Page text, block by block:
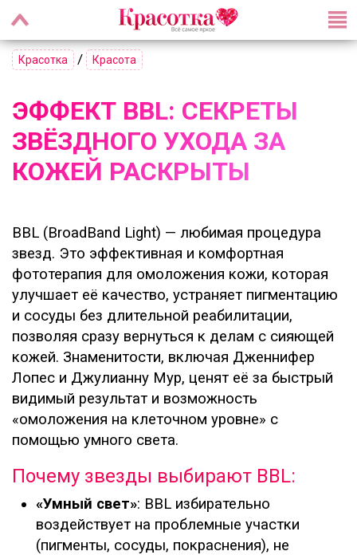
Красотка / Красота
ЭФФЕКТ BBL: СЕКРЕТЫ
ЗВЁЗДНОГО УХОДА ЗА
КОЖЕЙ РАСКРЫТЫ
BBL (BroadBand Light) — любимая процедура
звезд. Это эффективная и комфортная
фототерапия для омоложения кожи, которая
улучшает её качество, устраняет пигментацию
и сосуды без длительной реабилитации,
позволяя сразу вернуться к делам с сияющей
кожей. Знаменитости, включая Дженнифер
Лопес и Джулианну Мур, ценят её за быстрый
видимый результат и возможность
«омоложения на клеточном уровне» с
помощью умного света.
Почему звезды выбирают BBL:
«Умный свет»: BBL избирательно
воздействует на проблемные участки
(пигменты, сосуды, покраснения), не